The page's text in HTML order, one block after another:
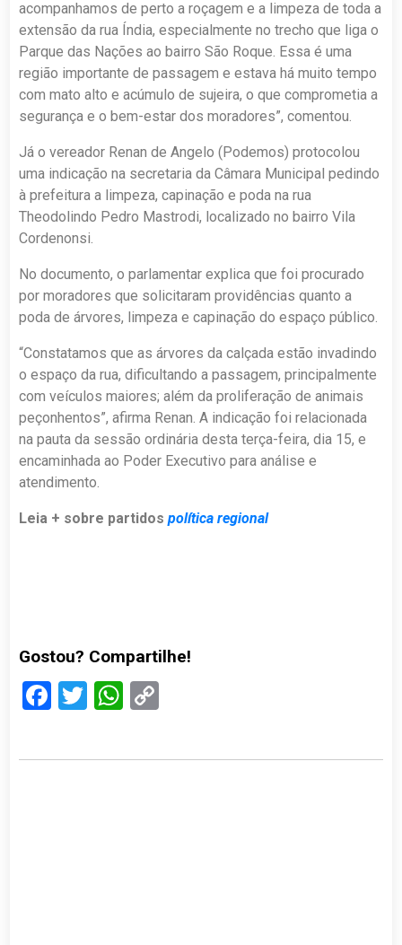
acompanhamos de perto a roçagem e a limpeza de toda a
extensão da rua Índia, especialmente no trecho que liga o
Parque das Nações ao bairro São Roque. Essa é uma
região importante de passagem e estava há muito tempo
com mato alto e acúmulo de sujeira, o que comprometia a
segurança e o bem-estar dos moradores”, comentou.
Já o vereador Renan de Angelo (Podemos) protocolou
uma indicação na secretaria da Câmara Municipal pedindo
à prefeitura a limpeza, capinação e poda na rua
Theodolindo Pedro Mastrodi, localizado no bairro Vila
Cordenonsi.
No documento, o parlamentar explica que foi procurado
por moradores que solicitaram providências quanto a
poda de árvores, limpeza e capinação do espaço público.
“Constatamos que as árvores da calçada estão invadindo
o espaço da rua, dificultando a passagem, principalmente
com veículos maiores; além da proliferação de animais
peçonhentos”, afirma Renan. A indicação foi relacionada
na pauta da sessão ordinária desta terça-feira, dia 15, e
encaminhada ao Poder Executivo para análise e
atendimento.
Leia + sobre partidospolítica regional
Gostou? Compartilhe!
Facebook
TwitterWhatsApp